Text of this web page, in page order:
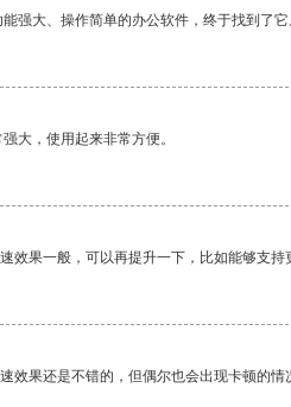
强大、操作简单的办公软件，终于找到了
大，使用起来非常方便。
效果一般，可以再提升一下，比如能够支持
效果还是不错的，但偶尔也会出现卡顿的情